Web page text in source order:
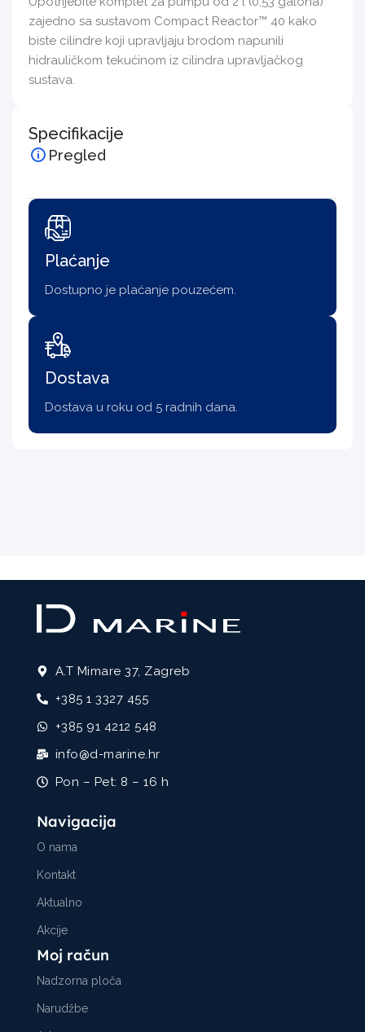
zajedno sa sustavom Compact Reactor™ 40 kako
biste cilindre koji upravljaju brodom napunili
hidrauličkom tekućinom iz cilindra upravljačkog
sustava.
Specifikacije
Pregled
Plaćanje
Dostupno je plaćanje pouzećem.
Dostava
Dostava u roku od 5 radnih dana.
A.T Mimare 37, Zagreb
+385 1 3327 455
+385 91 4212 548
info@d-marine.hr
Pon – Pet: 8 – 16 h
Navigacija
O nama
Kontakt
Aktualno
Akcije
Moj račun
Nadzorna ploča
Narudžbe